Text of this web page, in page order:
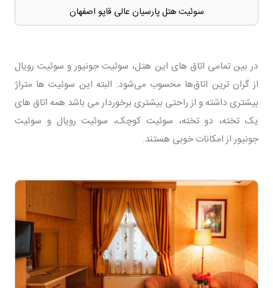
سوئیت هتل پارسیان عالی قاپو اصفهان
در بین تمامی اتاق های این هتل، سوئیت جونیور و سوئیت رویال
از گران ترین اتاق‌ها محسوب می‌شود. البته این سوئیت ها متراژ
بیشتری داشته و از راحتی بیشتری برخوردار می باشد.همه اتاق های
یک تخته، دو تخته، سوئیت کوچک، سوئیت رویال و سوئیت
جونیور از امکانات خوبی هستند.